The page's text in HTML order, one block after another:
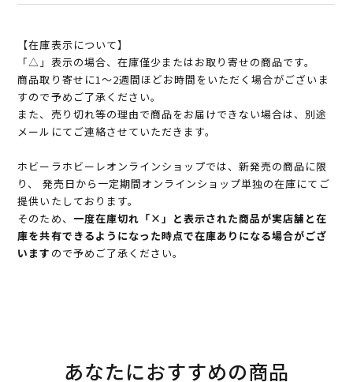
【在庫表示について】
「△」表示の場合、在庫僅少またはお取り寄せの商品です。
商品取り寄せに1～2週間ほどお時間をいただく場合がございま
すので予めご了承ください。
また、売り切れ等の理由で商品をお届けできない場合は、別途
メールにてご連絡させていただきます。
ホビーラホビーレオンラインショップでは、新発売の商品に限
り、 発売日から一定期間オンラインショップ単独の在庫にてご
提供いたしております。
そのため、 一度在庫切れ「×」と表示された商品が実店舗と在
庫を共有できるようになった時点で在庫ありになる場合がござ
います ので予めご了承ください。
あなたにおすすめの商品